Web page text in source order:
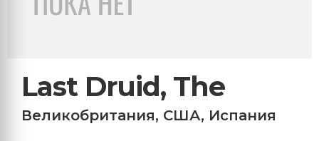
Last Druid, The
Великобритания, США, Испания